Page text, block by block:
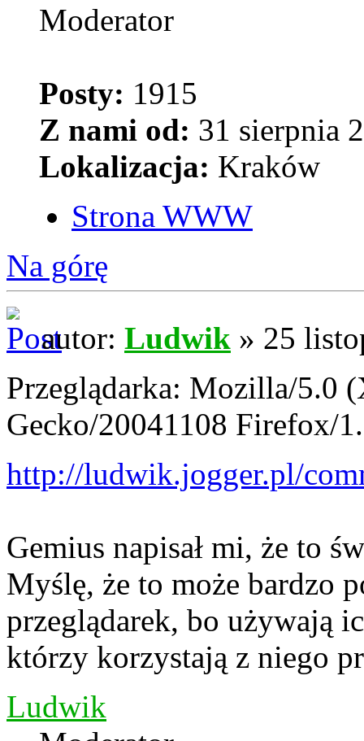
Moderator
Posty: 1915
Z nami od: 31 sierpnia
Lokalizacja: Kraków
Strona WWW
Na górę
autor: Ludwik » 25
Przeglądarka: Mozilla/5.0
Gecko/20041108 Firefox/
http://ludwik.jogger.pl/
Gemius napisał mi, że to
Myślę, że to może bardzo
przeglądarek, bo używają
którzy korzystają z niego
Ludwik